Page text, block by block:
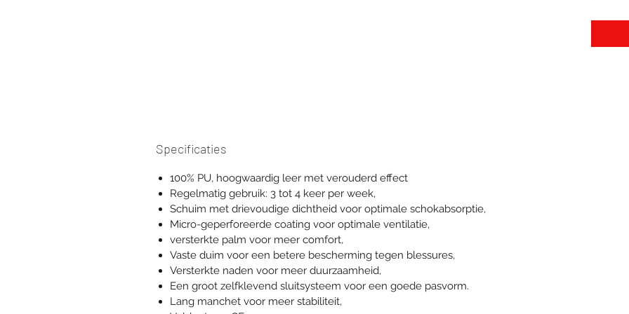
Specificaties
100% PU, hoogwaardig leer met verouderd effect
Regelmatig gebruik: 3 tot 4 keer per week,
Schuim met drievoudige dichtheid voor optimale schokabsorptie,
Micro-geperforeerde coating voor optimale ventilatie,
versterkte palm voor meer comfort,
Vaste duim voor een betere bescherming tegen blessures,
Versterkte naden voor meer duurzaamheid,
Een groot zelfklevend sluitsysteem voor een goede pasvorm.
Lang manchet voor meer stabiliteit,